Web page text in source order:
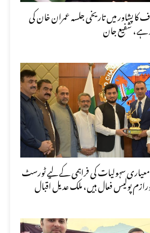
پشاور میں تاریخی جلسہ عمران خان کی
ہے، شفیع جان
معیاری سہولیات کی فراہمی کے لیے ٹورسٹ
پولیس فعال ہیں، ملک عدیل اقبال